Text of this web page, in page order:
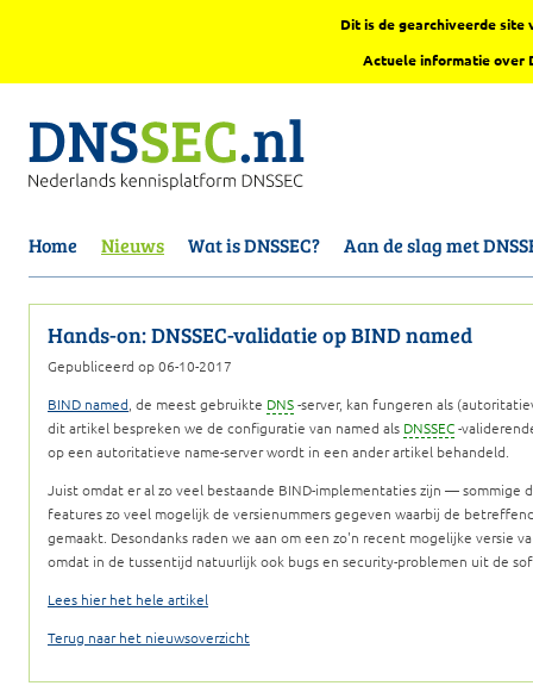
Dit is de gearchiveerde site
Actuele informatie over
Home Nieuws Wat is DNSSEC? Aan de slag met
Hands-on: DNSSEC-validatie op BIND named
Gepubliceerd op 06-10-2017
BIND named, de meest gebruikte DNS-server, kan fungeren als
dit artikel bespreken we de configuratie van named als DNSSEC-
op een autoritatieve name-server wordt in een ander artikel behandeld.
Juist omdat er al zo veel bestaande BIND-implementaties zijn — sommige
features zo veel mogelijk de versienummers gegeven waarbij de
gemaakt. Desondanks raden we aan om een zo'n recent mogelijke versie
omdat in de tussentijd natuurlijk ook bugs en security-problemen uit de
Lees hier het hele artikel
Terug naar het nieuwsoverzicht